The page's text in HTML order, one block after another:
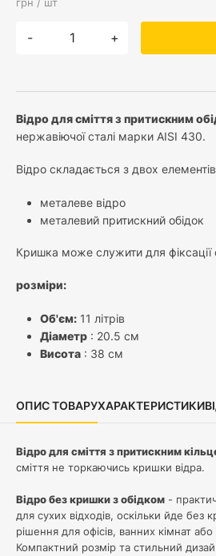
- +
Відро для сміття з притискним
нержавіючої сталі марки AISI 430.
Відро складається з двох
металеве відро
металевий притискний обідок
Кришка може служити для фіксації
розміри:
Об'єм: 11 літрів
Діаметр : 20.5 см
Висота : 38 см
ОПИС ТОВАРУХАРАКТЕРИСТИКИ
Відро для сміття з притискним
сміття не торкаючись кришки відра.
Відро без кришки з обідком -
для сухих відходів, оскільки йде без
рішення для офісів, ванних кімнат
Компактний розмір та стильний